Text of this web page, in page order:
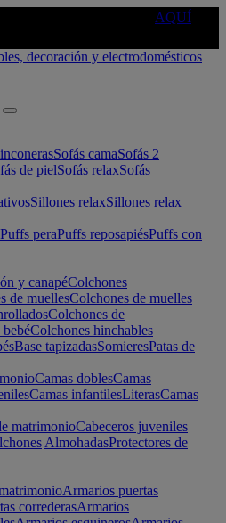
AQUÍ
Sofás camaSofás 2
de pielSofás relaxSofás
Sillones relaxSillones relax
Puffs peraPuffs reposapiésPuffs con
y canapéColchones
de muellesColchones de muelles
Colchones de
Colchones hinchables
Base tapizadasSomieresPatas de
Camas doblesCamas
Camas infantilesLiterasCamas
matrimonioCabeceros juveniles
AlmohadasProtectores de
Armarios puertas
correderasArmarios